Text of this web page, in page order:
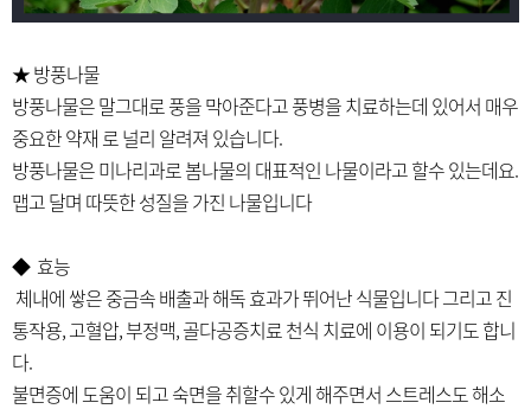
★ 방풍나물
방풍나물은 말그대로 풍을 막아준다고 풍병을 치료하는데 있어서 매우
중요한 약재 로 널리 알려져 있습니다.
방풍나물은 미나리과로 봄나물의 대표적인 나물이라고 할수 있는데요.
맵고 달며 따뜻한 성질을 가진 나물입니다
◆ 효능
체내에 쌓은 중금속 배출과 해독 효과가 뛰어난 식물입니다 그리고 진
통작용, 고혈압, 부정맥, 골다공증치료 천식 치료에 이용이 되기도 합니
다.
불면증에 도움이 되고 숙면을 취할수 있게 해주면서 스트레스도 해소